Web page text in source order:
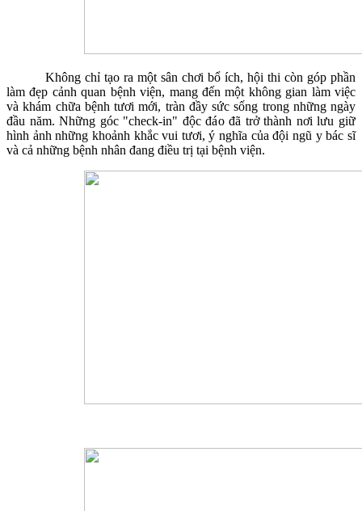
Không chỉ tạo ra một sân chơi bổ ích, hội thi còn góp phần
làm đẹp cảnh quan bệnh viện, mang đến một không gian làm việc
và khám chữa bệnh tươi mới, tràn đầy sức sống trong những ngày
đầu năm. Những góc "check-in" độc đáo đã trở thành nơi lưu giữ
hình ảnh những khoảnh khắc vui tươi, ý nghĩa của đội ngũ y bác sĩ
và cả những bệnh nhân đang điều trị tại bệnh viện.